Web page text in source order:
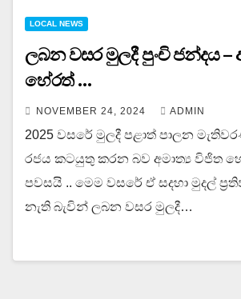
LOCAL NEWS
ලබන වසර මුලදී පුංචි ජන්දය –
හේරත් …
NOVEMBER 24, 2024 ADMIN
2025 වසරේ මුලදී පළාත් පාලන
රජය කටයුතු කරන බව අමාත්‍ය විජිත
පවසයි .. මෙම වසරේ ඒ සදහා මුදල්
නැති බැවින් ලබන වසර මුලදී…